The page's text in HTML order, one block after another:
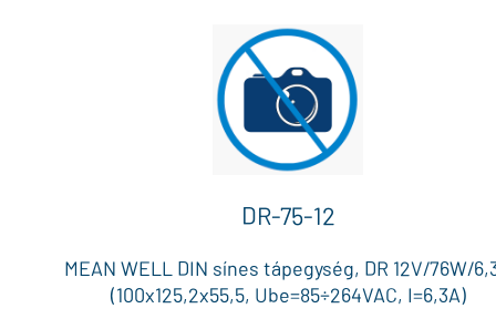
DR-75-12
MEAN WELL DIN sínes tápegység, DR 12V/76W/
(100x125,2x55,5, Ube=85÷264VAC, I=6,3A)